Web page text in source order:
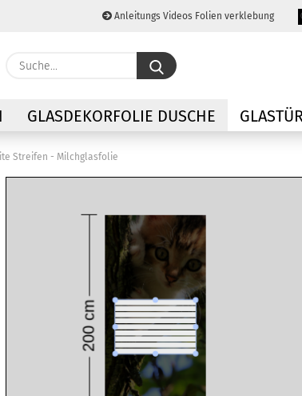
Anleitungs Videos Folien verklebung
E-
Suche...
GLASDEKORFOLIE DUSCHE
Streifen - Milchglasfolie